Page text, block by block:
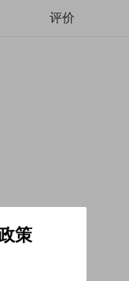
评价
策